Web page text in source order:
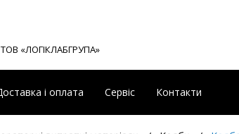
ТОВ «ЛОГІКЛАБГРУПА»